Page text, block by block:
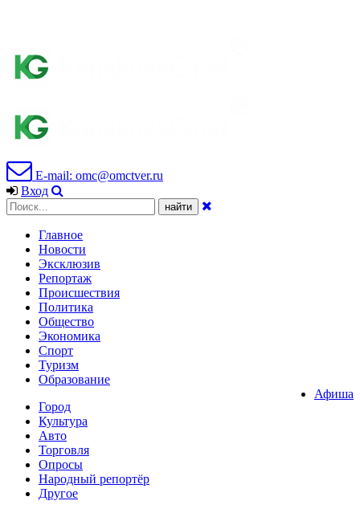
E-mail: omc@omctver.ru
Вход
Главное
Новости
Эксклюзив
Репортаж
Происшествия
Политика
Общество
Экономика
Спорт
Туризм
Образование
Афиша
Город
Культура
Авто
Торговля
Опросы
Народный репортёр
Другое